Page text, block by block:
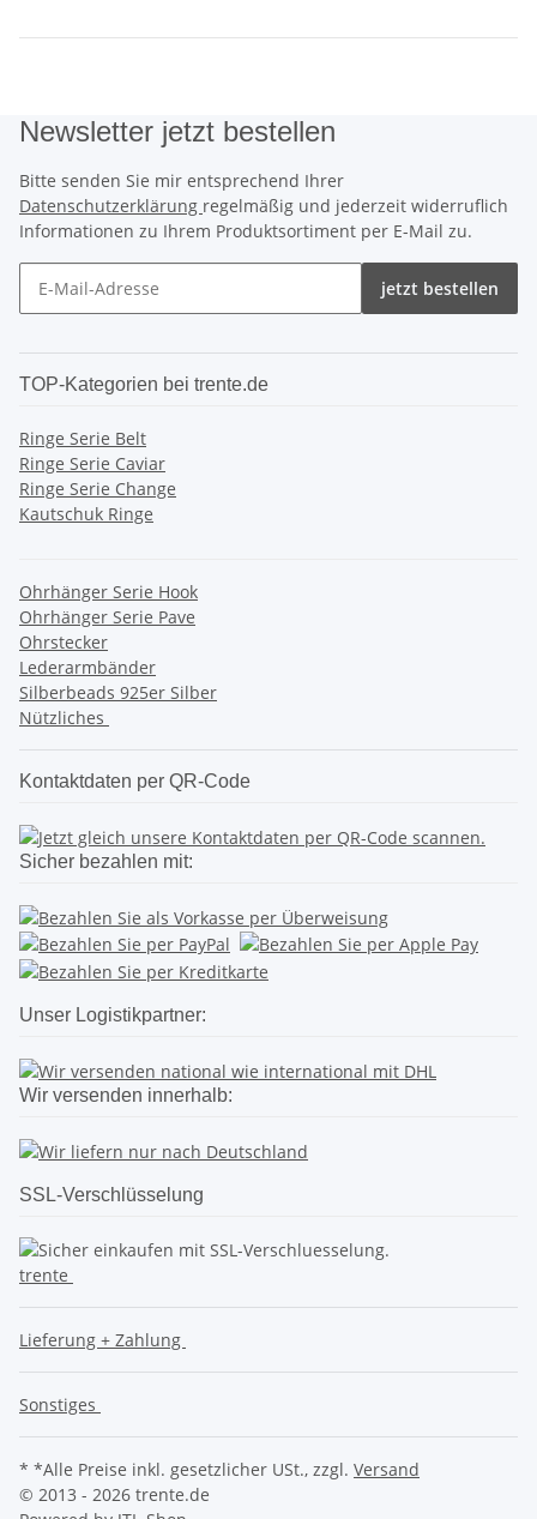
Newsletter jetzt bestellen
Bitte senden Sie mir entsprechend Ihrer
Datenschutzerklärung regelmäßig und jederzeit widerruflich
Informationen zu Ihrem Produktsortiment per E-Mail zu.
jetzt bestellen
TOP-Kategorien bei trente.de
Ringe Serie Belt
Ringe Serie Caviar
Ringe Serie Change
Kautschuk Ringe
Ohrhänger Serie Hook
Ohrhänger Serie Pave
Ohrstecker
Lederarmbänder
Silberbeads 925er Silber
Nützliches
Kontaktdaten per QR-Code
Sicher bezahlen mit:
Unser Logistikpartner:
Wir versenden innerhalb:
SSL-Verschlüsselung
trente
Lieferung + Zahlung
Sonstiges
* *Alle Preise inkl. gesetzlicher USt., zzgl. Versand
© 2013 - 2026 trente.de